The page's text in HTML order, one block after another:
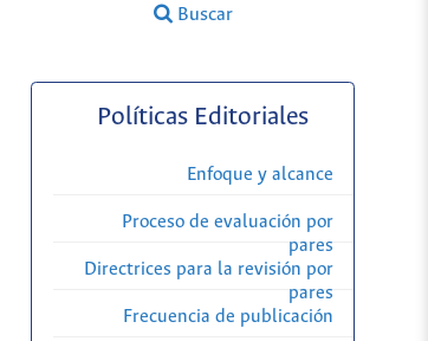
Buscar
Políticas Editoriales
Enfoque y alcance
Proceso de evaluación por
pares
Directrices para la revisión por
pares
Frecuencia de publicación